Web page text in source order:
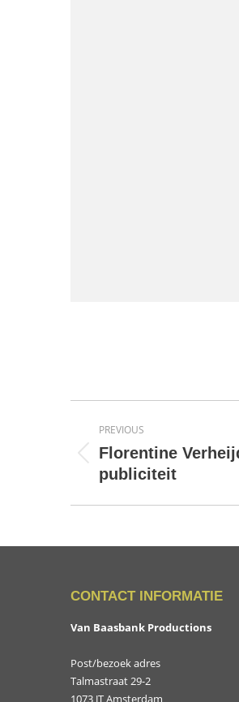
navigation
PREVIOUS
Previous
album:
Florentine
publiciteit
CONTACT INFORMATIE
Van Baasbank Productions
Post/bezoek adres
Talmastraat 29-2
1073 JT Amsterdam